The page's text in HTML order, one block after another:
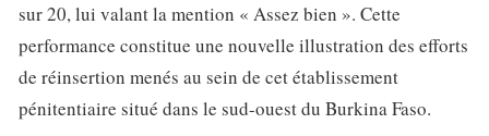
sur 20, lui valant la mention « Assez bien ». Cette
performance constitue une nouvelle illustration des efforts
de réinsertion menés au sein de cet établissement
pénitentiaire situé dans le sud-ouest du Burkina Faso.